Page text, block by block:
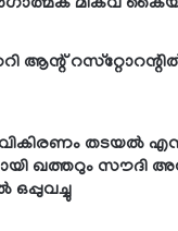
മികവ്
ആന്റ്
തടയല്‍
ഖത്തറും സൗദി